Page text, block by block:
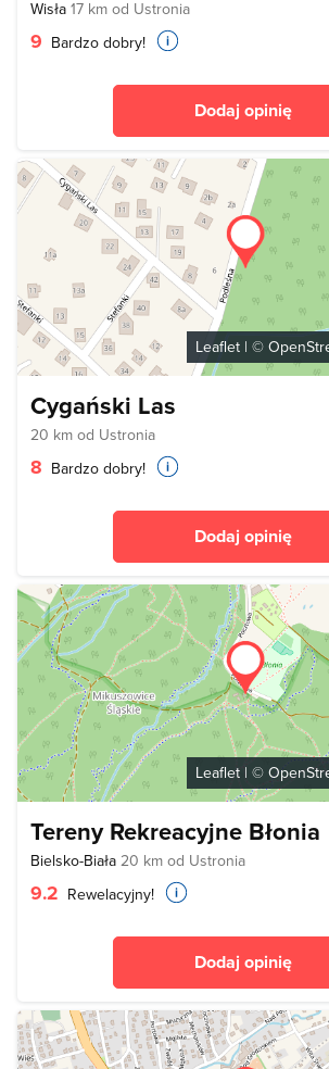
Wisła 17 km od Ustronia
9 Bardzo dobry!
Dodaj opinię
Leaflet | ©
Cygański Las
20 km od Ustronia
8 Bardzo dobry!
Dodaj opinię
Leaflet | ©
Tereny Rekreacyjne Błonia
Bielsko-Biała 20 km od Ustronia
9.2 Rewelacyjny!
Dodaj opinię